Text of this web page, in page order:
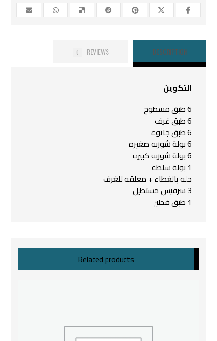
DESCRIPTION
REVIEWS
0
التكوين
6 طبق مسطوح
6 طبق غرف
6 طبق جاتوه
6 بولة شوربه صغيره
6 بولة شوربه كبيره
1 بولة سلطه
حله بالغطاء + معلقه للغرف
3 سرفيس مستطيل
1 طبق فطير
Related products